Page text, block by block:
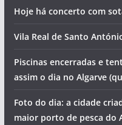
Hoje há concerto com
Vila Real de Santo
Piscinas encerradas e
assim o dia no Algarve
Foto do dia: a cidade
maior porto de pesca do